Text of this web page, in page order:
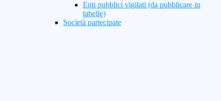
Enti pubblici vigilati (da pubblicare in
tabelle)
Società partecipate